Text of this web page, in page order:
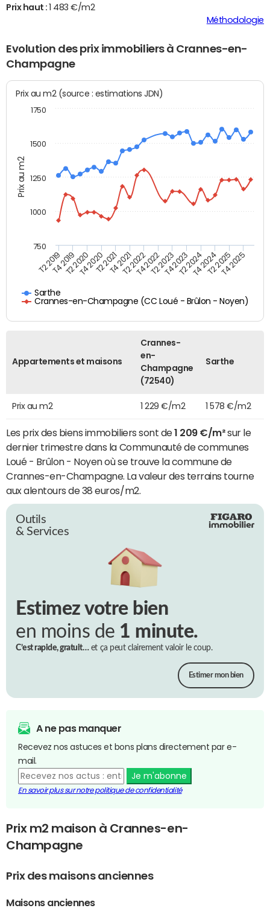
Prix haut :
1 483 €/m2
Méthodologie
Evolution des prix immobiliers à Crannes-en-
Champagne
Prix au m2
Prix au m2 (source : estimations JDN)
Sarthe
Crannes-en-Champagne (CC Loué - Brûlon - Noyen)
T2 2019T4 2019T2 2020T4 2020T2 2021T4 2021T2 2022T4 2022T2 2023T4 2023T2 2024T4 2024T2 2025T4 2025
1000
750
1250
1500
1750
Appartements et maisons
Crannes-
en-
Champagne
(72540)
Sarthe
Prix au m2 1 229 €/m2 1 578 €/m2
Les prix des biens immobiliers sont de1 209 €/m²sur le
dernier trimestre dans la Communauté de communes
Loué - Brûlon - Noyen où se trouve la commune de
Crannes-en-Champagne. La valeur des terrains tourne
aux alentours de 38 euros/m2.
Outils
& Services
Estimez votre bien
en moins de 1 minute.
C’est rapide, gratuit…et ça peut clairement valoir le coup.
Estimer mon bien
A ne pas manquer
Recevez nos astuces et bons plans directement par e-
mail.
Je m'abonne
En savoir plus sur notre politique de confidentialité
Prix m2 maison à Crannes-en-
Champagne
Prix des maisons anciennes
Maisons anciennes